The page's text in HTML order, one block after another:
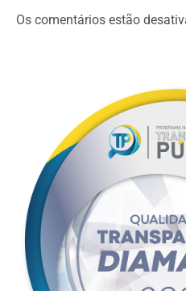
Os comentários estão